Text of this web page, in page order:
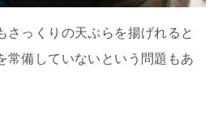
さっくりの天ぷらを揚げれると
常備していないという問題もあ